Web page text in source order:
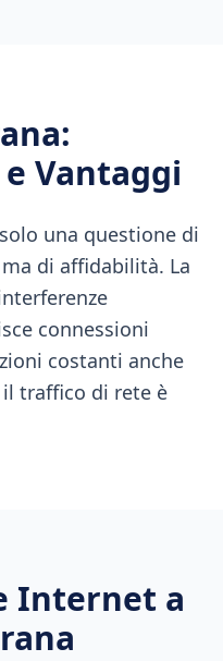
:
Vantaggi
una questione di
di affidabilità. La
connessioni
costanti anche
traffico di rete è
Internet a